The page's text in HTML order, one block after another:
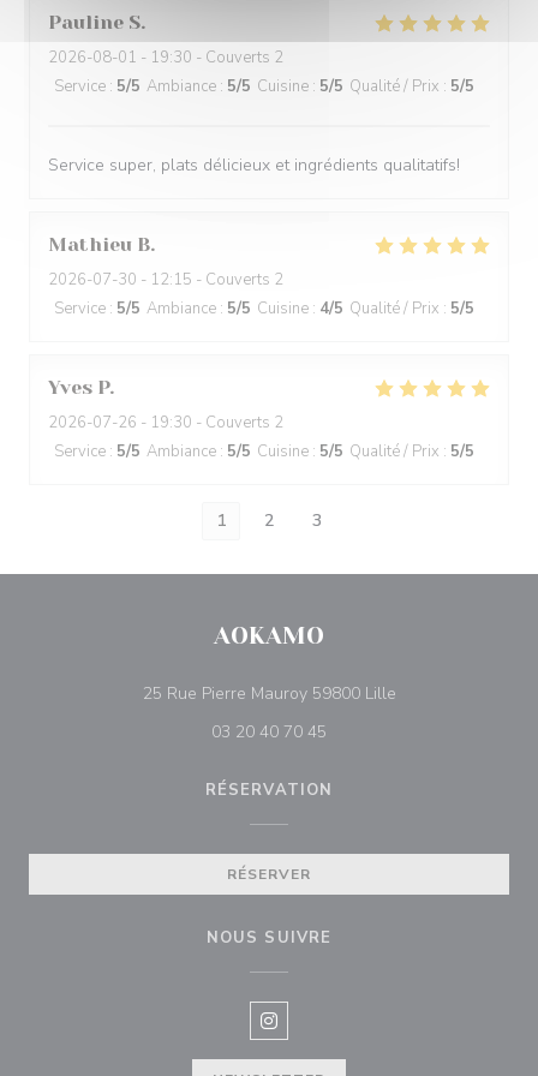
Pauline S
2026-08-01 - 19:30 - Couverts 2
Service : 5/5 Ambiance : 5/5 Cuisine : 5/5 Qualité / Prix : 5/5
Service super, plats délicieux et ingrédients qualitatifs!
Mathieu B
2026-07-30 - 12:15 - Couverts 2
Service : 5/5 Ambiance : 5/5 Cuisine : 4/5 Qualité / Prix : 5/5
Yves P
2026-07-26 - 19:30 - Couverts 2
Service : 5/5 Ambiance : 5/5 Cuisine : 5/5 Qualité / Prix : 5/5
1 2 3
AOKAMO
25 Rue Pierre Mauroy 59800 Lille((ouvre une
03 20 40 70 45
RÉSERVATION
RÉSERVER
NOUS SUIVRE
Instagram ((ouvre une nouvelle